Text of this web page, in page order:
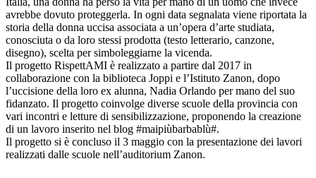
avrebbe dovuto proteggerla. In ogni data segnalata viene riportata la
storia della donna uccisa associata a un’opera d’arte studiata,
conosciuta o da loro stessi prodotta (testo letterario, canzone,
disegno), scelta per simboleggiarne la vicenda.
Il progetto RispettAMI è realizzato a partire dal 2017 in
collaborazione con la biblioteca Joppi e l’Istituto Zanon, dopo
l’uccisione della loro ex alunna, Nadia Orlando per mano del suo
fidanzato. Il progetto coinvolge diverse scuole della provincia con
vari incontri e letture di sensibilizzazione, proponendo la creazione
di un lavoro inserito nel blog #maipiùbarbablù#.
Il progetto si è concluso il 3 maggio con la presentazione dei lavori
realizzati dalle scuole nell’auditorium Zanon.